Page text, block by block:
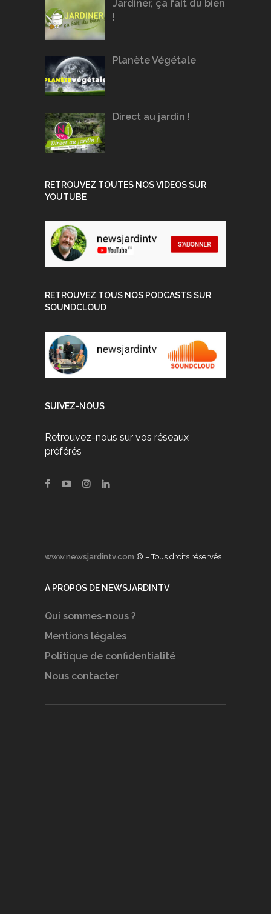
Jardiner, ça fait du bien
!
Planète Végétale
Direct au jardin !
RETROUVEZ TOUTES NOS VIDEOS SUR
YOUTUBE
RETROUVEZ TOUS NOS PODCASTS SUR
SOUNDCLOUD
SUIVEZ-NOUS
Retrouvez-nous sur vos réseaux
préférés
www.newsjardintv.com © – Tous droits réservés
A PROPOS DE NEWSJARDINTV
Qui sommes-nous ?
Mentions légales
Politique de confidentialité
Nous contacter